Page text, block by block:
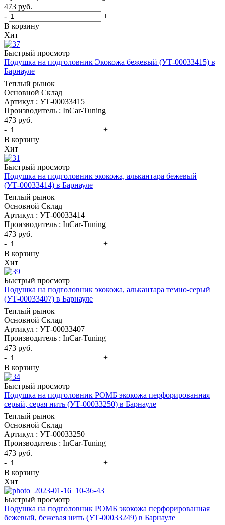
473 руб.
-
+
В корзину
Хит
Быстрый просмотр
Подушка на подголовник Экокожа бежевый (УТ-00033415) в
Барнауле
Теплый рынок
Основной Склад
Артикул : УТ-00033415
Производитель : InCar-Tuning
473 руб.
-
+
В корзину
Хит
Быстрый просмотр
Подушка на подголовник экокожа, алькантара бежевый
(УТ-00033414) в Барнауле
Теплый рынок
Основной Склад
Артикул : УТ-00033414
Производитель : InCar-Tuning
473 руб.
-
+
В корзину
Хит
Быстрый просмотр
Подушка на подголовник экокожа, алькантара темно-серый
(УТ-00033407) в Барнауле
Теплый рынок
Основной Склад
Артикул : УТ-00033407
Производитель : InCar-Tuning
473 руб.
-
+
В корзину
Быстрый просмотр
Подушка на подголовник РОМБ экокожа перфорированная
серый, серая нить (УТ-00033250) в Барнауле
Теплый рынок
Основной Склад
Артикул : УТ-00033250
Производитель : InCar-Tuning
473 руб.
-
+
В корзину
Хит
Быстрый просмотр
Подушка на подголовник РОМБ экокожа перфорированная
бежевый, бежевая нить (УТ-00033249) в Барнауле